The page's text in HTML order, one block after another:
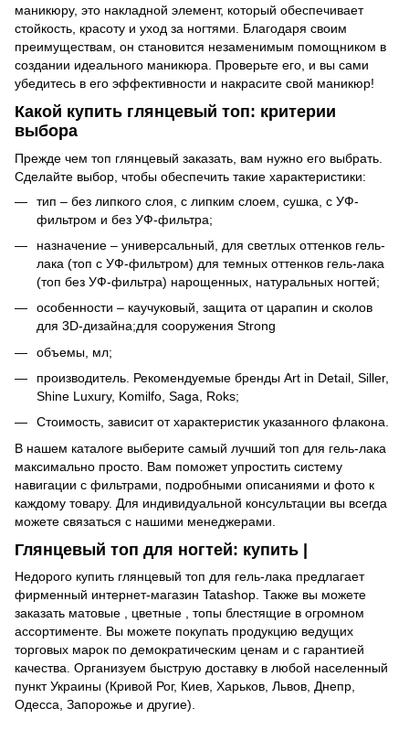
маникюру, это накладной элемент, который обеспечивает
стойкость, красоту и уход за ногтями. Благодаря своим
преимуществам, он становится незаменимым помощником в
создании идеального маникюра. Проверьте его, и вы сами
убедитесь в его эффективности и накрасите свой маникюр!
Какой купить глянцевый топ: критерии
выбора
Прежде чем топ глянцевый заказать, вам нужно его выбрать.
Сделайте выбор, чтобы обеспечить такие характеристики:
тип – без липкого слоя, с липким слоем, сушка, с УФ-
фильтром и без УФ-фильтра;
назначение – универсальный, для светлых оттенков гель-
лака (топ с УФ-фильтром) для темных оттенков гель-лака
(топ без УФ-фильтра) нарощенных, натуральных ногтей;
особенности – каучуковый, защита от царапин и сколов
для 3D-дизайна;для сооружения Strong
объемы, мл;
производитель. Рекомендуемые бренды Art in Detail, Siller,
Shine Luxury, Komilfo, Saga, Roks;
Стоимость, зависит от характеристик указанного флакона.
В нашем каталоге выберите самый лучший топ для гель-лака
максимально просто. Вам поможет упростить систему
навигации с фильтрами, подробными описаниями и фото к
каждому товару. Для индивидуальной консультации вы всегда
можете связаться с нашими менеджерами.
Глянцевый топ для ногтей: купить |
Недорого купить глянцевый топ для гель-лака предлагает
фирменный интернет-магазин Tatashop. Также вы можете
заказать матовые , цветные , топы блестящие в огромном
ассортименте. Вы можете покупать продукцию ведущих
торговых марок по демократическим ценам и с гарантией
качества. Организуем быструю доставку в любой населенный
пункт Украины (Кривой Рог, Киев, Харьков, Львов, Днепр,
Одесса, Запорожье и другие).